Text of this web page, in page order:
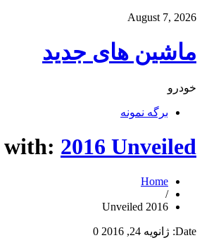
August 7, 2026
ماشین های جدید
خودرو
برگه نمونه
with: 2016 Unveiled
Home
/
2016 Unveiled
Date: ژانویه 24, 2016 0